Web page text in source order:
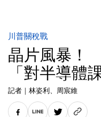
川普關稅戰
晶片風暴！
「對半導體
記者 ｜ 林姿利、周宸維